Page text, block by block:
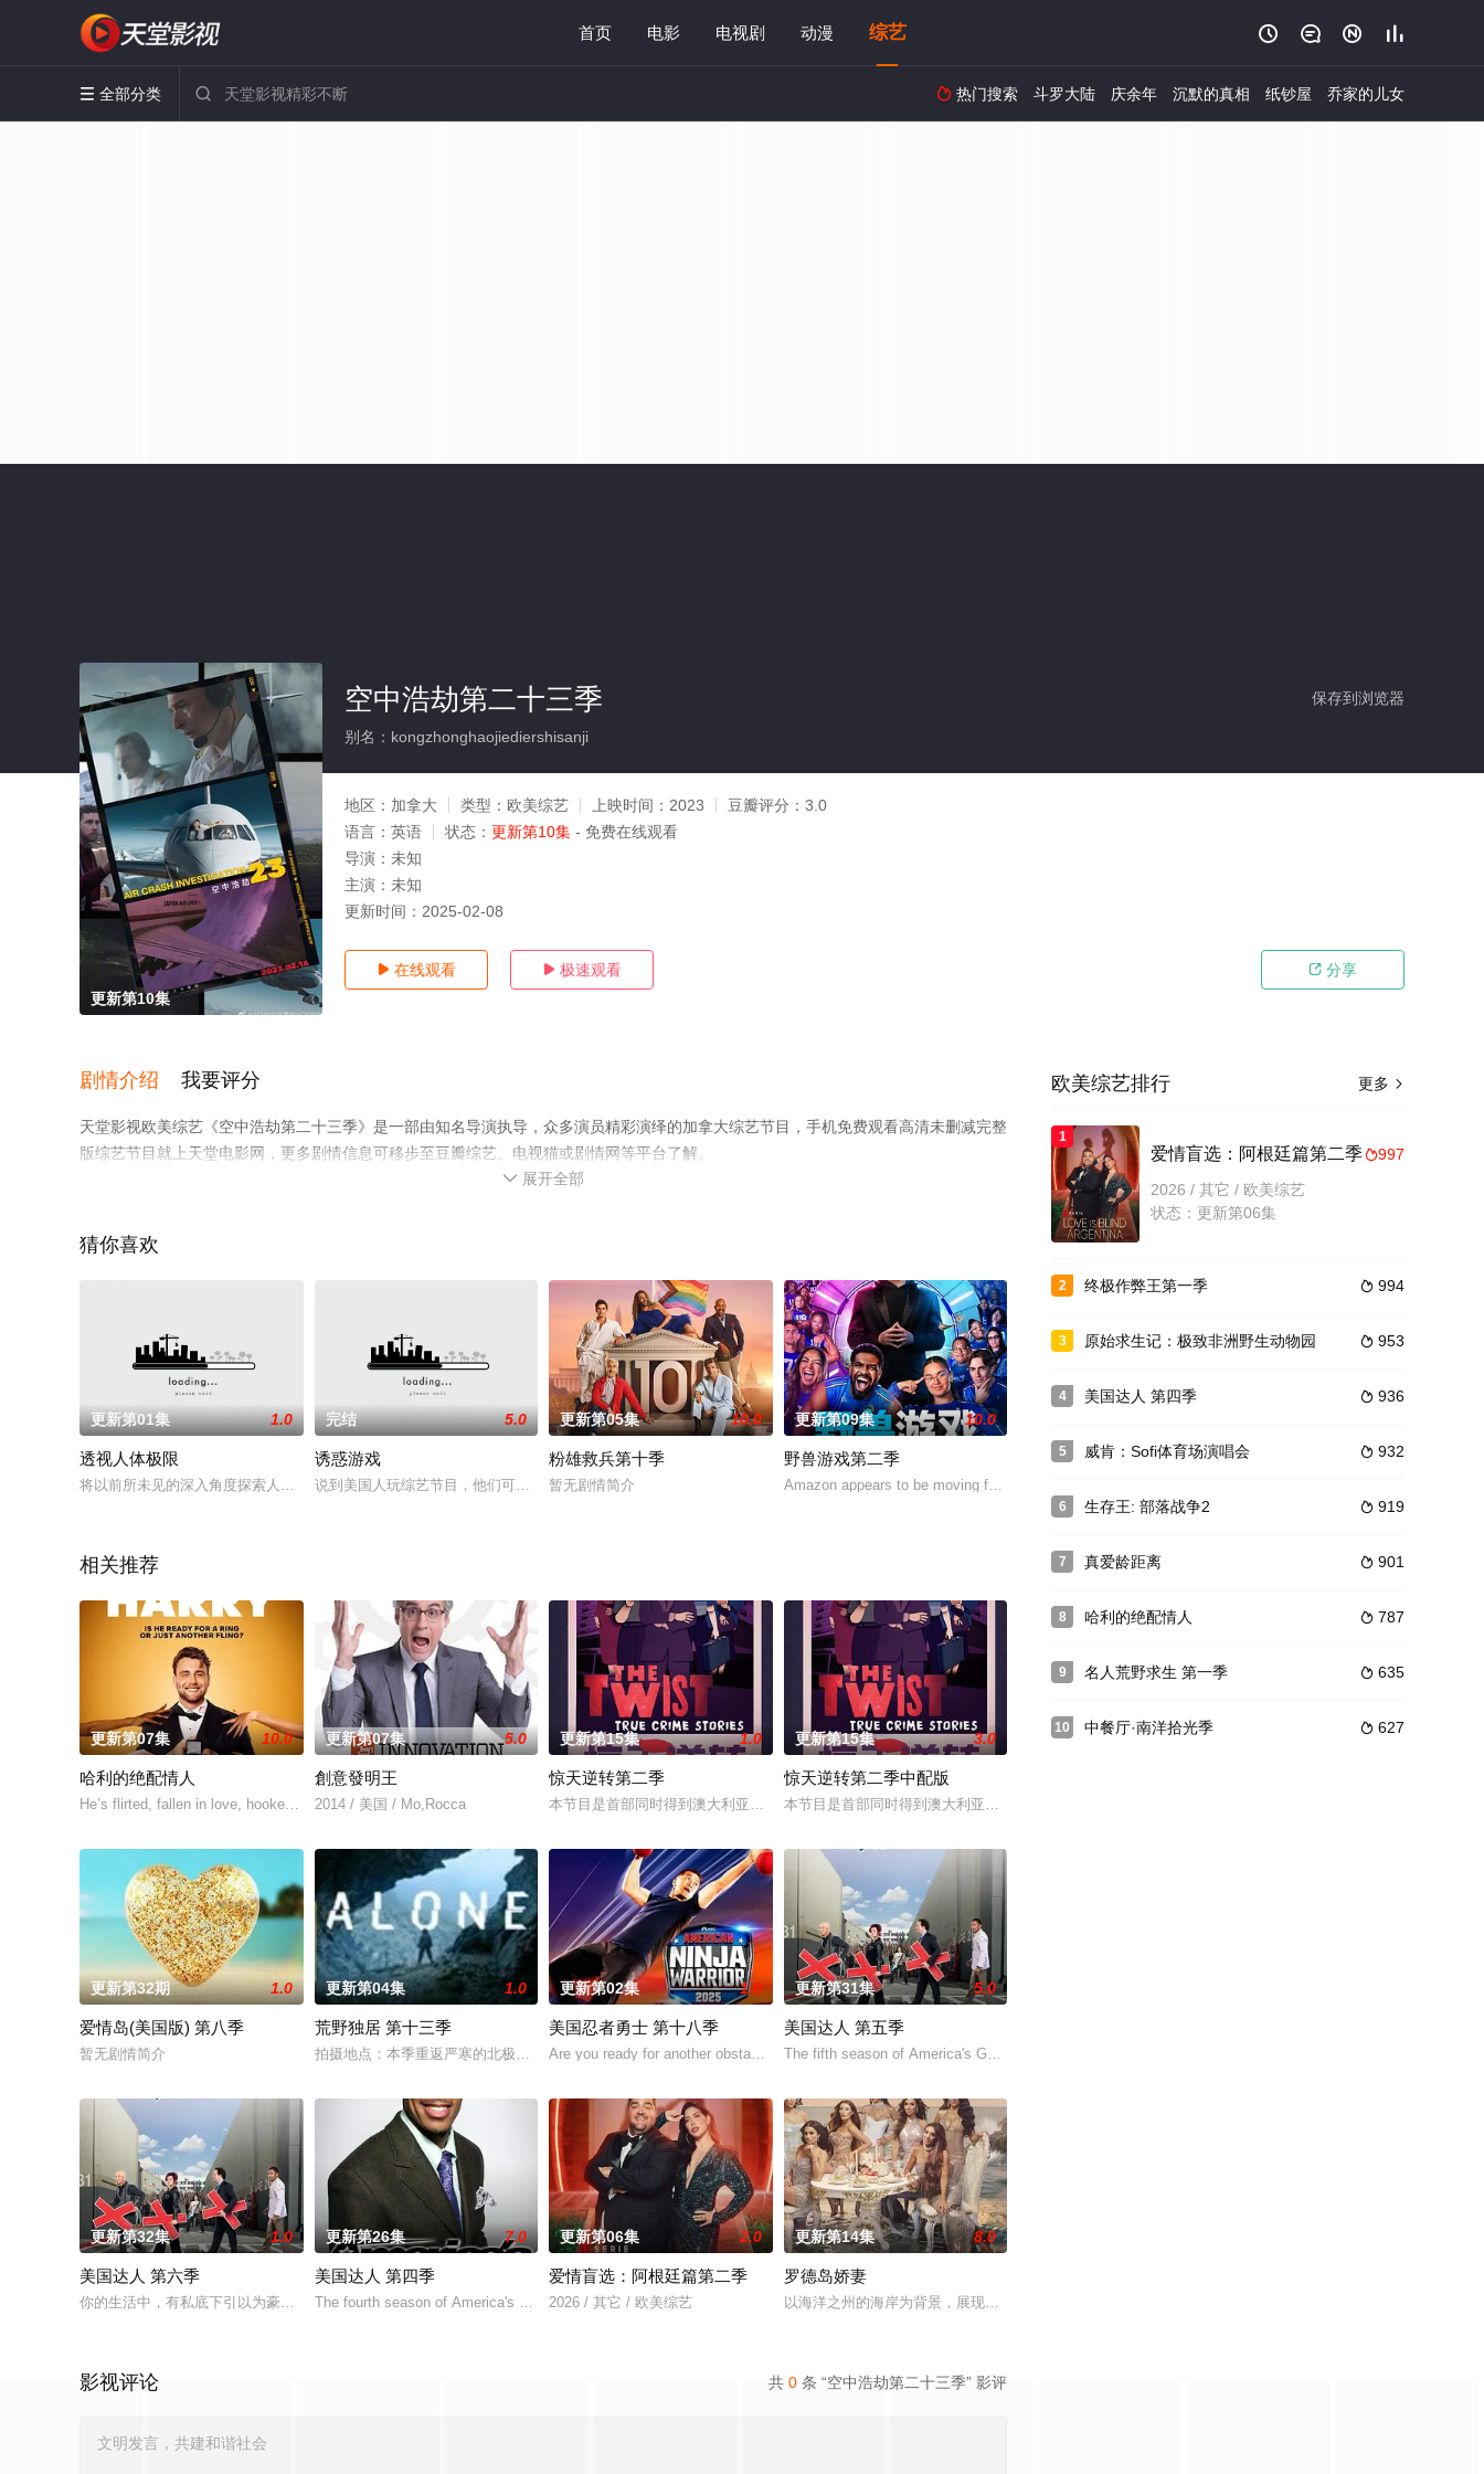
首页 电影 电视剧 动漫 综艺    
 全部分类   热门搜索 斗罗大陆 庆余年 沉默的真相 纸钞屋 乔家的儿女
更新第10集
保存到浏览器
空中浩劫第二十三季
别名：kongzhonghaojiediershisanji
地区： 加拿大 类型： 欧美综艺 上映时间： 2023 豆瓣评分： 3.0
语言： 英语 状态： 更新第10集 - 免费在线观看
导演： 未知
主演： 未知
更新时间： 2025-02-08
 在线观看  极速观看  分享
剧情介绍 我要评分
天堂影视欧美综艺《空中浩劫第二十三季》是一部由知名导演执导，众多演员精彩演绎的加拿大综艺节目，手机免费观看高清未删减完整
版综艺节目就上天堂电影网，更多剧情信息可移步至豆瓣综艺、电视猫或剧情网等平台了解。
 展开全部
猜你喜欢
更新第01集 1.0
透视人体极限
将以前所未见的深入角度探索人体-人体在危机时刻如何因应？当生存本能涌现时，细胞与纤维又怎反应？成年人体自有其独特之处，让我们成为
完结 5.0
诱惑游戏
说到美国人玩综艺节目，他们可是世界综艺的鼻祖！用句时髦的话讲叫做他们城会玩！近些年来，无论是国内还是国外，综艺节目都受广大观众的
更新第05集 10.0
粉雄救兵第十季
暂无剧情简介
更新第09集 10.0
野兽游戏第二季
Amazon appears to be moving forward with additional seasons of B
相关推荐
更新第07集 10.0
哈利的绝配情人
He’s flirted, fallen in love, hooked up, and broken up. He’s eve
更新第07集 5.0
創意發明王
2014 / 美国 / Mo,Rocca
更新第15集 1.0
惊天逆转第二季
本节目是首部同时得到澳大利亚电影局和新南威尔士电影局扶持的中澳联合出品动画纪录片。以短番的形式重述百余年里，发生在世界各地的真实
更新第15集 3.0
惊天逆转第二季中配版
本节目是首部同时得到澳大利亚电影局和新南威尔士电影局扶持的中澳联合出品动画纪录片。以短番的形式重
更新第32期 1.0
爱情岛(美国版) 第八季
暂无剧情简介
更新第04集 1.0
荒野独居 第十三季
拍摄地点：本季重返严寒的北极圈，拍摄地位于加拿大西北地区阿克拉维克（Aklavik）附近的理查森山脉，这里是灰熊、狼群和驼鹿的栖
更新第02集 1.0
美国忍者勇士 第十八季
Are you ready for another obstacle course? American Ninja Warrio
更新第31集 5.0
美国达人 第五季
The fifth season of America's Got Talent, an American televi
更新第32集 1.0
美国达人 第六季
你的生活中，有私底下引以为豪，却不敢拿出来显的绝活吗？NBC从今年6月21日起开始播出一部选秀节目——America’s Got
更新第26集 7.0
美国达人 第四季
The fourth season of America's Got Talent, an American telev
更新第06集 2.0
爱情盲选：阿根廷篇第二季
2026 / 其它 / 欧美综艺
更新第14集 8.0
罗德岛娇妻
以海洋之州的海岸为背景，展现了罗德岛人紧密联系的圈子。他们有着深厚的社区根基，家族世代传承。他们
共 0 条 “空中浩劫第二十三季” 影评
影视评论
更多 
欧美综艺排行
1
997
爱情盲选：阿根廷篇第二季
2026 / 其它 / 欧美综艺
状态：更新第06集
2  994
终极作弊王第一季
3  953
原始求生记：极致非洲野生动物园
4  936
美国达人 第四季
5  932
威肯：Sofi体育场演唱会
6  919
生存王: 部落战争2
7  901
真爱龄距离
8  787
哈利的绝配情人
9  635
名人荒野求生 第一季
10  627
中餐厅·南洋拾光季